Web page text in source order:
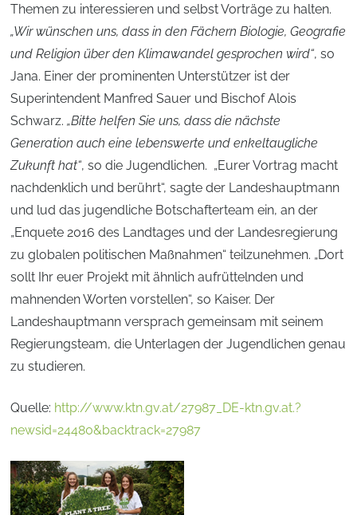
Themen zu interessieren und selbst Vorträge zu halten.
„Wir wünschen uns, dass in den Fächern Biologie, Geografie
und Religion über den Klimawandel gesprochen wird“, so
Jana. Einer der prominenten Unterstützer ist der
Superintendent Manfred Sauer und Bischof Alois
Schwarz.„Bitte helfen Sie uns, dass die nächste
Generation auch eine lebenswerte und enkeltaugliche
Zukunft hat“, so die Jugendlichen. „Eurer Vortrag macht
nachdenklich und berührt“, sagte der Landeshauptmann
und lud das jugendliche Botschafterteam ein, an der
„Enquete 2016 des Landtages und der Landesregierung
zu globalen politischen Maßnahmen“ teilzunehmen. „Dort
sollt Ihr euer Projekt mit ähnlich aufrüttelnden und
mahnenden Worten vorstellen“, so Kaiser. Der
Landeshauptmann versprach gemeinsam mit seinem
Regierungsteam, die Unterlagen der Jugendlichen genau
zu studieren.
Quelle: http://www.ktn.gv.at/27987_DE-ktn.gv.at.?
newsid=24480&backtrack=27987